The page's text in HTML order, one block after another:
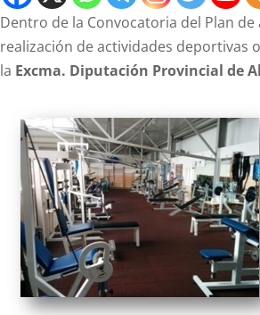
Dentro de la Convocatoria del Plan
realización de actividades deportivas
la Excma. Diputación Provincial de